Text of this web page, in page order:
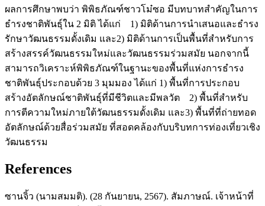
ผลการศึกษาพบว่า พิพิธภัณฑ์ชาวโม๋ซอ มีบทบาทสำคัญในการ
ธำรงชาติพันธุ์ใน 2 มิติ ได้แก่ 1) มิติด้านการนำเสนอและธำรง
รักษาวัฒนธรรมดั้งเดิม และ2) มิติด้านการเป็นพื้นที่สำหรับการ
สร้างสรรค์วัฒนธรรมใหม่และวัฒนธรรมร่วมสมัย นอกจากนี้
สามารถวิเคราะห์พิพิธภัณฑ์ในฐานะของพื้นที่แห่งการธำรง
ชาติพันธุ์ประกอบด้วย 3 มุมมอง ได้แก่ 1) พื้นที่การประกอบ
สร้างอัตลักษณ์ชาติพันธุ์ที่มีชีวิตและมีพลวัต 2) พื้นที่สำหรับ
การตีความใหม่ภายใต้วัฒนธรรมดั้งเดิม และ3) พื้นที่ที่ถ่ายทอด
อัตลักษณ์ด้วยสื่อร่วมสมัย ที่สอดคล้องกับบริบทการท่องเที่ยวเชิง
วัฒนธรรม
References
ซานจิ้ว (นามสมมติ). (28 กันยายน, 2567). สัมภาษณ์. เจ้าหน้าที่